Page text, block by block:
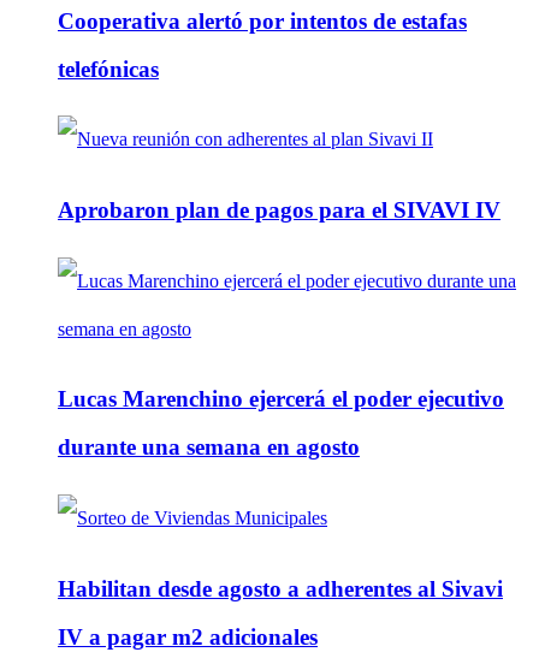
Cooperativa alertó por intentos de estafas
telefónicas
Aprobaron plan de pagos para el SIVAVI IV
Lucas Marenchino ejercerá el poder ejecutivo
durante una semana en agosto
Habilitan desde agosto a adherentes al Sivavi
IV a pagar m2 adicionales